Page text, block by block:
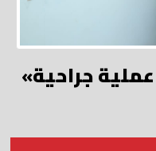
«صناع الخير» تجري 54 عملية جراحية